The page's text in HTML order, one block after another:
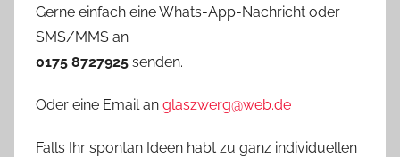
Gerne einfach eine Whats-App-Nachricht oder
SMS/MMS an
0175 8727925 senden.
Oder eine Email an glaszwerg@web.de
Falls Ihr spontan Ideen habt zu ganz individuellen